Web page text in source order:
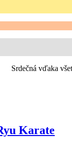
Srdečná vďaka
Karate